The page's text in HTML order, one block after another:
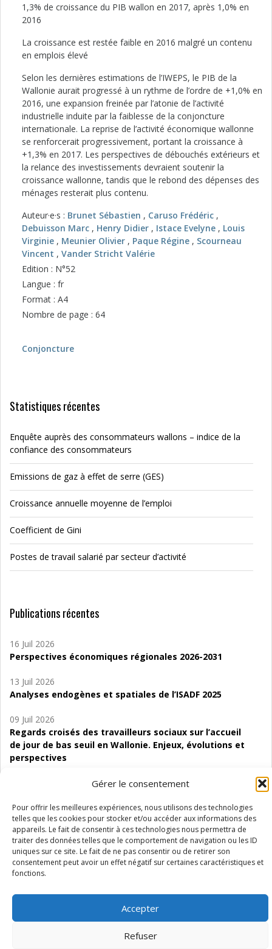
Gérer le consentement
Pour offrir les meilleures expériences, nous utilisons des technologies
telles que les cookies pour stocker et/ou accéder aux informations des
appareils. Le fait de consentir à ces technologies nous permettra de
traiter des données telles que le comportement de navigation ou les ID
uniques sur ce site. Le fait de ne pas consentir ou de retirer son
consentement peut avoir un effet négatif sur certaines caractéristiques et
fonctions.
Accepter
Refuser
1,3% de croissance du PIB wallon en 2017, après 1,0% en
2016
La croissance est restée faible en 2016 malgré un contenu
en emplois élevé
Selon les dernières estimations de l’IWEPS, le PIB de la
Wallonie aurait progressé à un rythme de l’ordre de +1,0% en
2016, une expansion freinée par l’atonie de l’activité
industrielle induite par la faiblesse de la conjoncture
internationale. La reprise de l’activité économique wallonne
se renforcerait progressivement, portant la croissance à
+1,3% en 2017. Les perspectives de débouchés extérieurs et
la relance des investissements devraient soutenir la
croissance wallonne, tandis que le rebond des dépenses des
ménages resterait plus contenu.
Auteur·e·s : Brunet Sébastien , Caruso Frédéric ,
Debuisson Marc , Henry Didier , Istace Evelyne , Louis
Virginie , Meunier Olivier , Paque Régine , Scourneau
Vincent , Vander Stricht Valérie
Edition : N°52
Langue : fr
Format : A4
Nombre de page : 64
Conjoncture
Statistiques récentes
Enquête auprès des consommateurs wallons – indice de la
confiance des consommateurs
Emissions de gaz à effet de serre (GES)
Croissance annuelle moyenne de l’emploi
Coefficient de Gini
Postes de travail salarié par secteur d’activité
Publications récentes
16 Juil 2026
Perspectives économiques régionales 2026-2031
13 Juil 2026
Analyses endogènes et spatiales de l’ISADF 2025
09 Juil 2026
Regards croisés des travailleurs sociaux sur l’accueil
de jour de bas seuil en Wallonie. Enjeux, évolutions et
perspectives
d’accompagnement à l’autocréation d’emploi (SAACE)
01 Juil 2026
Pénurie du personnel infirmier :quels indicateurs
d’offre de soins pour comprendre la situation en
Wallonie ?
Médiateur